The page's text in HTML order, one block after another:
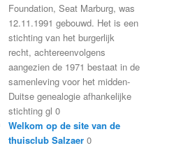
Foundation, Seat Marburg, was
12.11.1991 gebouwd. Het is een
stichting van het burgerlijk
recht, achtereenvolgens
aangezien de 1971 bestaat in de
samenleving voor het midden-
Duitse genealogie afhankelijke
stichting gl 0
Welkom op de site van de
thuisclub Salzaer 0